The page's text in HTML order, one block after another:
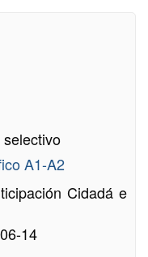
A1-A2
Cidadá e
14